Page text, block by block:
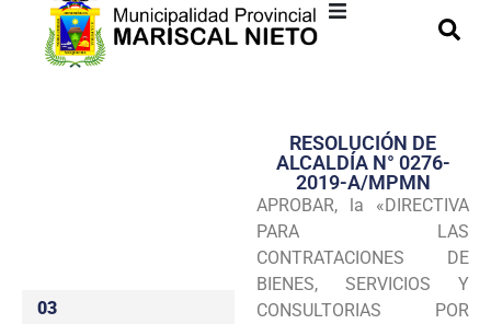
Transparencia
Seguridad
Programas
Intranet
03
RESOLUCIÓN DE
ALCALDÍA N° 0276-
2019-A/MPMN
APROBAR, la «DIRECTIVA
PARA LAS
CONTRATACIONES DE
BIENES, SERVICIOS Y
CONSULTORIAS POR